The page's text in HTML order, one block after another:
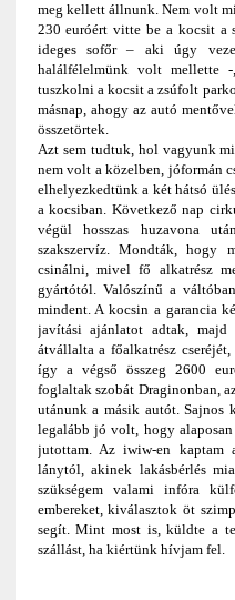
meg kellett állnunk. Nem volt
230 euróért vitte be a kocsit a
ideges sofőr – aki úgy
halálfélelmünk volt mellette
tuszkolni a kocsit a zsúfolt
másnap, ahogy az autó
összetörtek.
Azt sem tudtuk, hol vagyunk
nem volt a közelben, jóformán
elhelyezkedtünk a két hátsó
a kocsiban. Következő nap
végül hosszas huzavona
szakszervíz. Mondták, hogy
csinálni, mivel fő alkatrész
gyártótól. Valószínű a
mindent. A kocsin a garancia
javítási ajánlatot adtak,
átvállalta a főalkatrész
így a végső összeg 2600
foglaltak szobát Draginonban,
utánunk a másik autót. Sajnos
legalább jó volt, hogy
jutottam. Az iwiw-en kaptam
lánytól, akinek lakásbérlés
szükségem valami infóra
embereket, kiválasztok öt
segít. Mint most is, küldte a
szállást, ha kiértünk hívjam fel.